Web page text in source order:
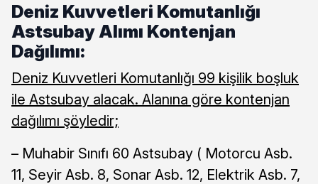
Deniz Kuvvetleri Komutanlığı
Astsubay Alımı Kontenjan
Dağılımı:
Deniz Kuvvetleri Komutanlığı 99 kişilik boşluk
ile Astsubay alacak. Alanına göre kontenjan
dağılımı şöyledir;
– Muhabir Sınıfı 60 Astsubay ( Motorcu Asb.
11, Seyir Asb. 8, Sonar Asb. 12, Elektrik Asb. 7,